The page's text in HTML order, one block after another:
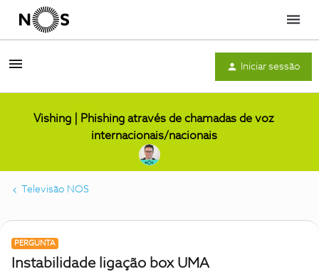
Menu
Iniciar sessão
Vishing | Phishing através de chamadas de voz
internacionais/nacionais
Televisão NOS
PERGUNTA
Instabilidade ligação box UMA